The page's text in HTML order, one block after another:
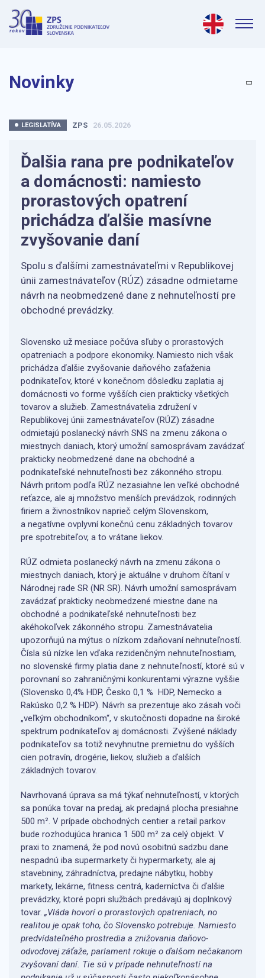
Novinky
LEGISLATÍVA ZPS 26.05.2026
Ďalšia rana pre podnikateľov
a domácnosti: namiesto
prorastových opatrení
prichádza ďalšie masívne
zvyšovanie daní
Spolu s ďalšími zamestnávateľmi v Republikovej
únii zamestnávateľov (RÚZ) zásadne odmietame
návrh na neobmedzené dane z nehnuteľností pre
obchodné prevádzky.
Slovensko už mesiace počúva sľuby o prorastových
opatreniach a podpore ekonomiky. Namiesto nich však
prichádza ďalšie zvyšovanie daňového zaťaženia
podnikateľov, ktoré v konečnom dôsledku zaplatia aj
domácnosti vo forme vyšších cien prakticky všetkých
tovarov a služieb. Zamestnávatelia združení v
Republikovej únii zamestnávateľov (RÚZ) zásadne
odmietajú poslanecký návrh SNS na zmenu zákona o
miestnych daniach, ktorý umožní samosprávam zavádzať
prakticky neobmedzené dane na obchodné a
podnikateľské nehnuteľnosti bez zákonného stropu.
Návrh pritom podľa RÚZ nezasiahne len veľké obchodné
reťazce, ale aj množstvo menších prevádzok, rodinných
firiem a živnostníkov naprieč celým Slovenskom,
a negatívne ovplyvní konečnú cenu základných tovarov
pre spotrebiteľov, a to vrátane liekov.
RÚZ odmieta poslanecký návrh na zmenu zákona o
miestnych daniach, ktorý je aktuálne v druhom čítaní v
Národnej rade SR (NR SR). Návrh umožní samosprávam
zavádzať prakticky neobmedzené miestne dane na
obchodné a podnikateľské nehnuteľnosti bez
akéhokoľvek zákonného stropu. Zamestnávatelia
upozorňujú na mýtus o nízkom zdaňovaní nehnuteľností.
Čísla sú nízke len vďaka rezidenčným nehnuteľnostiam,
no slovenské firmy platia dane z nehnuteľností, ktoré sú v
porovnaní so zahraničnými konkurentami výrazne vyššie
(Slovensko 0,4% HDP, Česko 0,1 % HDP, Nemecko a
Rakúsko 0,2 % HDP). Návrh sa prezentuje ako zásah voči
„veľkým obchodníkom“, v skutočnosti dopadne na široké
spektrum podnikateľov aj domácnosti. Zvýšené náklady
podnikateľov sa totiž nevyhnutne premietnu do vyšších
cien potravín, drogérie, liekov, služieb a ďalších
základných tovarov.
Navrhovaná úprava sa má týkať nehnuteľností, v ktorých
sa ponúka tovar na predaj, ak predajná plocha presiahne
500 m². V prípade obchodných centier a retail parkov
bude rozhodujúca hranica 1 500 m² za celý objekt. V
praxi to znamená, že pod novú osobitnú sadzbu dane
nespadnú iba supermarkety či hypermarkety, ale aj
stavebniny, záhradníctva, predajne nábytku, hobby
markety, lekárne, fitness centrá, kaderníctva či ďalšie
prevádzky, ktoré popri službách predávajú aj doplnkový
tovar. „Vláda hovorí o prorastových opatreniach, no
realitou je opak toho, čo Slovensko potrebuje. Namiesto
predvídateľného prostredia a znižovania daňovo-
odvodovej záťaže, parlament rokuje o ďalšom nečakanom
zvyšovaní daní. Tie sú v prípade nehnuteľností na